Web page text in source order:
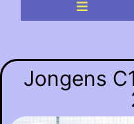
Jongens